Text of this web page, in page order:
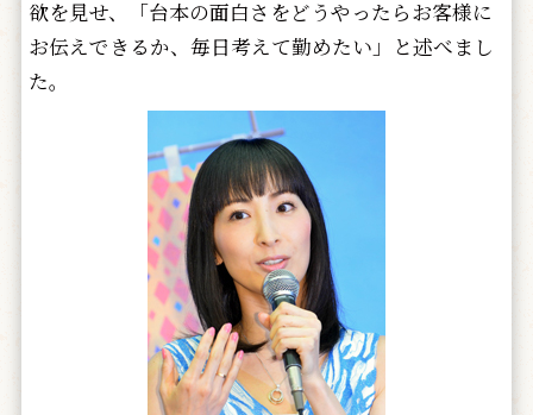
欲を見せ、「台本の面白さをどうやったらお客様に
お伝えできるか、毎日考えて勤めたい」と述べまし
た。